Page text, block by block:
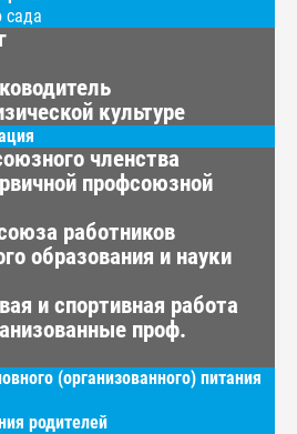
сада
культуре
членства
профсоюзной
работников
образования и науки
и спортивная работа
проф.
(организованного) питания
родителей